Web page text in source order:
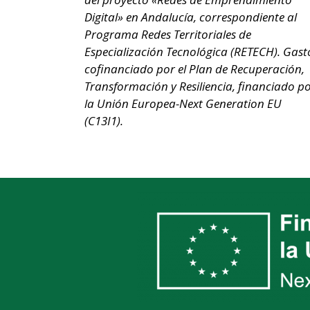
Digital» en Andalucía, correspondiente al
Programa Redes Territoriales de
Especialización Tecnológica (RETECH).
cofinanciado por el Plan de Recuperación,
Transformación y Resiliencia, financiado
la Unión Europea-Next Generation EU
(C13I1).